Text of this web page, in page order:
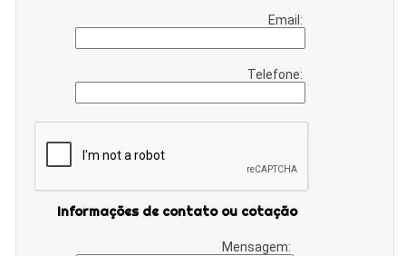
Email:
Telefone:
Informações de contato ou cotação
Mensagem: